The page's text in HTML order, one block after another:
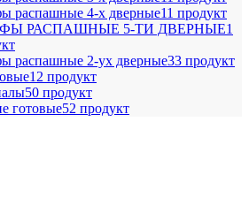
распашные 4-х дверные11 продукт
РАСПАШНЫЕ 5-ТИ ДВЕРНЫЕ1
распашные 2-ух дверные33 продукт
12 продукт
50 продукт
готовые52 продукт